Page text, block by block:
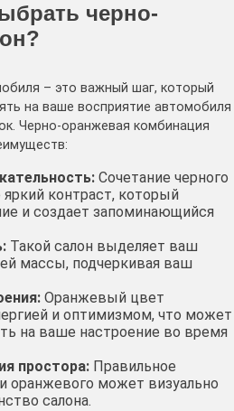
черно-
– это важный шаг, который
на ваше восприятие автомобиля
Черно-оранжевая комбинация
Сочетание черного
контраст, который
и создает запоминающийся
Такой салон выделяет ваш
массы, подчеркивая ваш
Оранжевый цвет
и оптимизмом, что может
на ваше настроение во время
простора: Правильное
оранжевого может визуально
салона․